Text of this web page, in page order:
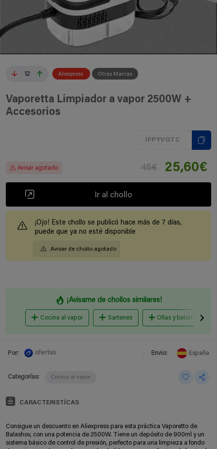
12 Aliexpress Otras Marcas
Vaporetta Limpiador a vapor 2500W +
Accesorios
IFPYVGTC
Avisar agotado 45€ 25,60€
Ir al chollo
¡Ojo! Este chollo se publicó hace más de 7 días,
puede que ya no esté disponible
Avisar de chollo agotado
¡Avisame de chollos similares!
Cocina al vapor Sartenes Ollas y baterías de
Por: ofertas Envio: España
Categorías: Cocina al vapor
CARACTERISTÍCAS
Consigue un descuento en Aliexpress para esta práctica Vaporetto de
Balashov, con una potencia de 2500W. Tiene un depósito de 900ml y un
sistema básico de control de presión, perfecto para una limpieza a fondo